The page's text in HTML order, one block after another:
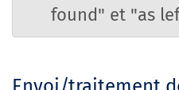
found" et "as